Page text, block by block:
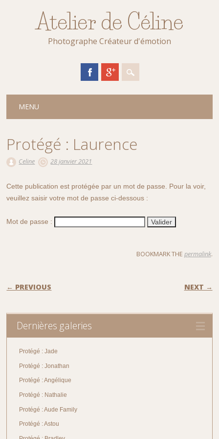
Atelier de Céline
Photographe Créateur d'émotion
Main menu
MENU
Protégé : Laurence
Celine 28 janvier 2021
Cette publication est protégée par un mot de passe. Pour la voir,
veuillez saisir votre mot de passe ci-dessous :
Mot de passe :
BOOKMARK THE permalink.
POST NAVIGATION
← PREVIOUS NEXT →
Dernières galeries
Protégé : Jade
Protégé : Jonathan
Protégé : Angélique
Protégé : Nathalie
Protégé : Aude Family
Protégé : Astou